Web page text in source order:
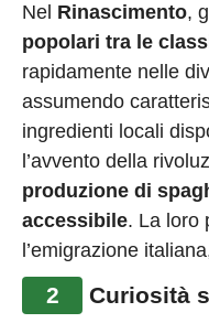
Nel Rinascimento,
popolari tra le
rapidamente nelle
assumendo
ingredienti locali
l’avvento della
produzione di
accessibile. La loro
l’emigrazione
2 Curiosità